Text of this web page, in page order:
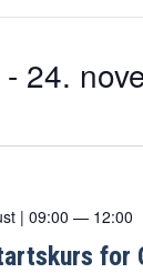
- 24.
| 09:00 — 12:00
for